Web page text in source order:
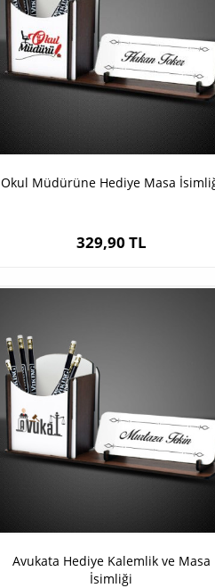
Okul Müdürüne Hediye Masa
329,90 TL
Avukata Hediye Kalemlik ve Masa
İsimliği